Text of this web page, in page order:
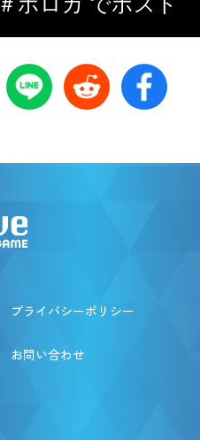
プライバシーポリシー
お問い合わせ